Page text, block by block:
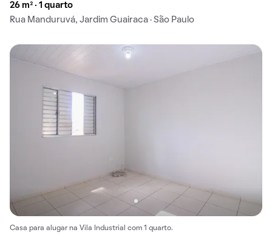
26 m² · 1 quarto
Rua Manduruvá, Jardim Guairaca · São Paulo
Casa para alugar na Vila Industrial com 1 quarto.